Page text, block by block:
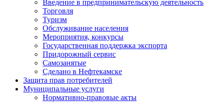
Введение в предпринимательскую деятельность
Торговля
Туризм
Обслуживание населения
Мероприятия, конкурсы
Государственная поддержка экспорта
Придорожный сервис
Самозанятые
Сделано в Нефтекамске
Защита прав потребителей
Муниципальные услуги
Нормативно-правовые акты